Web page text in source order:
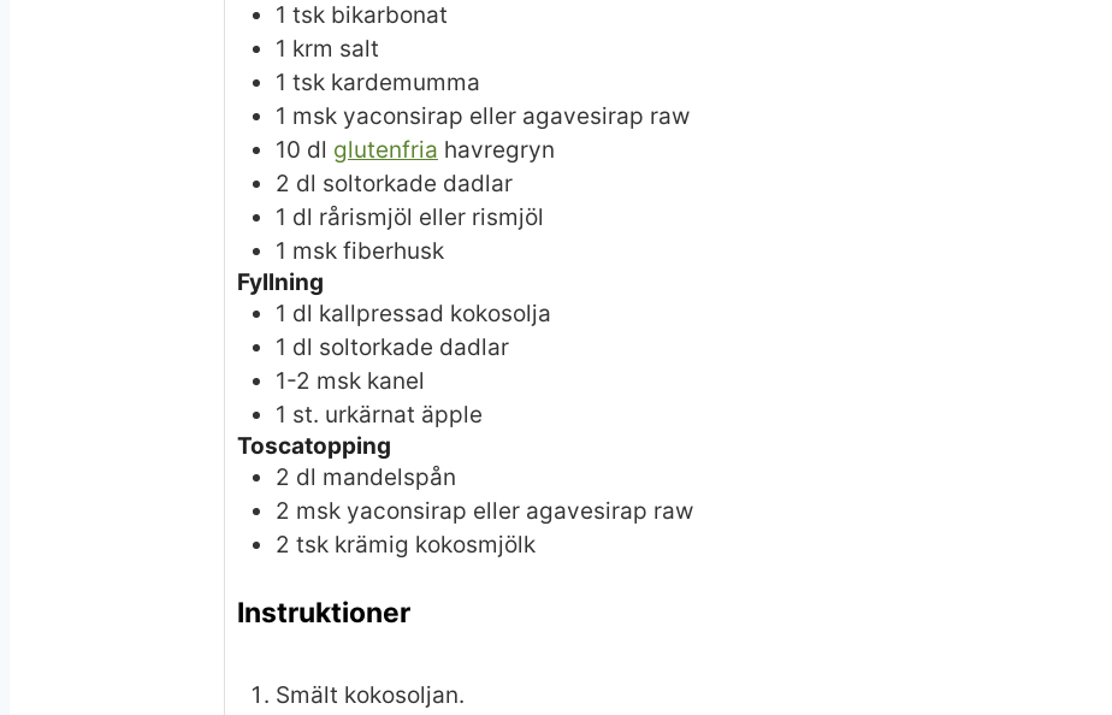
1 tsk bikarbonat
1 krm salt
1 tsk kardemumma
1 msk yaconsirap eller agavesirap raw
10 dl glutenfria havregryn
2 dl soltorkade dadlar
1 dl rårismjöl eller rismjöl
1 msk fiberhusk
Fyllning
1 dl kallpressad kokosolja
1 dl soltorkade dadlar
1-2 msk kanel
1 st. urkärnat äpple
Toscatopping
2 dl mandelspån
2 msk yaconsirap eller agavesirap raw
2 tsk krämig kokosmjölk
Instruktioner
Smält kokosoljan.